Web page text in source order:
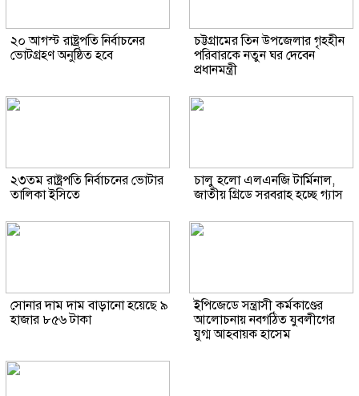
২০ আগস্ট রাষ্ট্রপতি নির্বাচনের
ভোটগ্রহণ অনুষ্ঠিত হবে
চট্টগ্রামের তিন উপজেলার গৃহহীন
পরিবারকে নতুন ঘর দেবেন
প্রধানমন্ত্রী
২৩তম রাষ্ট্রপতি নির্বাচনের ভোটার
তালিকা ইসিতে
চালু হলো এলএনজি টার্মিনাল,
জাতীয় গ্রিডে সরবরাহ হচ্ছে গ্যাস
সোনার দাম দাম বাড়ানো হয়েছে ৯
হাজার ৮৫৬ টাকা
ইপিজেডে সন্ত্রাসী কর্মকাণ্ডের
আলোচনায় নবগঠিত যুবলীগের
যুগ্ম আহবায়ক হাসেম